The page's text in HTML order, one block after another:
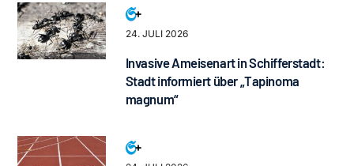
24. JULI 2026
Invasive Ameisenart in Schifferstadt:
Stadt informiert über „Tapinoma
magnum“